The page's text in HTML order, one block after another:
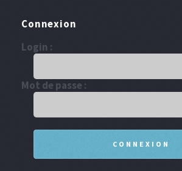
Connexion
Login :
Mot de passe :